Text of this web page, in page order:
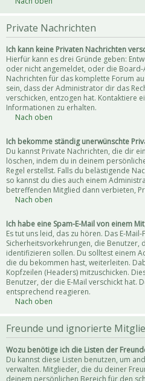
Private Nachrichten
Ich kann keine Privaten Nachrichten
Hierfür kann es drei Gründe geben:
oder nicht angemeldet, oder die
Nachrichten für das komplette Forum
sein, dass der Administrator dir das
verschicken, entzogen hat. Kontaktiere
Informationen zu erhalten.
Nach oben
Ich bekomme ständig unerwünschte
Du kannst Private Nachrichten, die dir
löschen, indem du in deinem
Regel erstellst. Falls du belästigende
so kannst du dies auch einem
betreffenden Mitglied dann verbieten,
Nach oben
Ich habe eine Spam-E-Mail von einem
Es tut uns leid, das zu hören. Das E-
Sicherheitsvorkehrungen, die Benutzer,
identifizieren sollen. Du solltest einem
die du bekommen hast, weiterleiten.
Kopfzeilen (Headers) mitzuschicken.
Benutzer, der die E-Mail verschickt hat.
entsprechend reagieren.
Nach oben
Freunde und ignorierte
Wozu benötige ich die Listen der
Du kannst diese Listen benutzen, um
verwalten. Mitglieder, die du deiner
deinem persönlichen Bereich für den